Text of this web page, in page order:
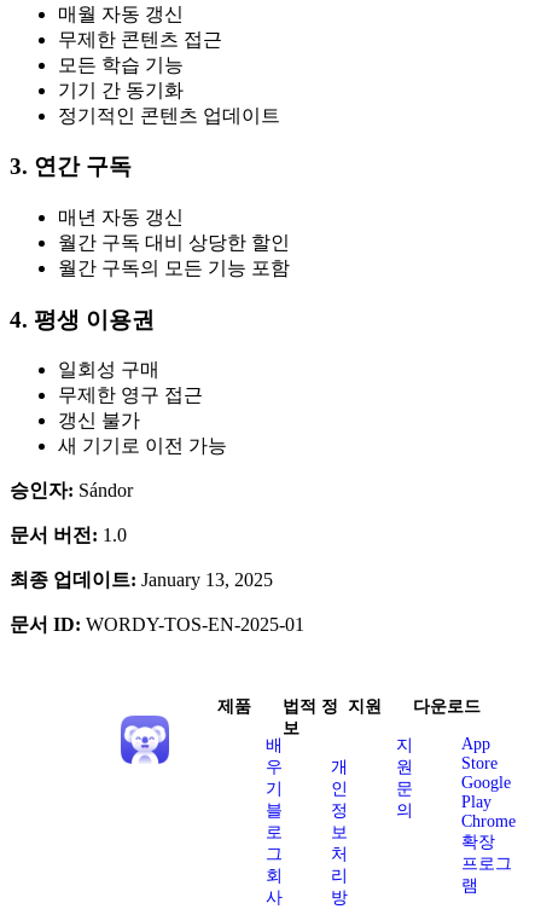
매월 자동 갱신
무제한 콘텐츠 접근
모든 학습 기능
기기 간 동기화
정기적인 콘텐츠 업데이트
3. 연간 구독
매년 자동 갱신
월간 구독 대비 상당한 할인
월간 구독의 모든 기능 포함
4. 평생 이용권
일회성 구매
무제한 영구 접근
갱신 불가
새 기기로 이전 가능
승인자: Sándor
문서 버전: 1.0
최종 업데이트: January 13, 2025
문서 ID: WORDY-TOS-EN-2025-01
제품
배
우
기
블
로
그
회
사
법적 정
보
개
인
정
보
처
리
방
지원
지
원
문
의
다운로드
App
Store
Google
Play
Chrome
확장
프로그
램